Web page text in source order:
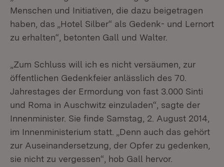
Menschen und Initiativen, die dazu beigetragen
haben, das „Hotel Silber“ als Gedenk- und Lernort
zu erhalten“, betonten Gall und Walter.
„Zum Schluss will ich es nicht versäumen, zur
öffentlichen Gedenkfeier anlässlich des 70.
Jahrestages der Ermordung von fast 3.000 Sinti
und Roma in Auschwitz einzuladen“, sagte der
Innenminister. Sie finde Samstag, 2. August 2014,
im Innenministerium statt. „Denn auch das gehört
zur Auseinandersetzung, der Opfer zu gedenken,
sie nicht zu vergessen“, hob Gall hervor.